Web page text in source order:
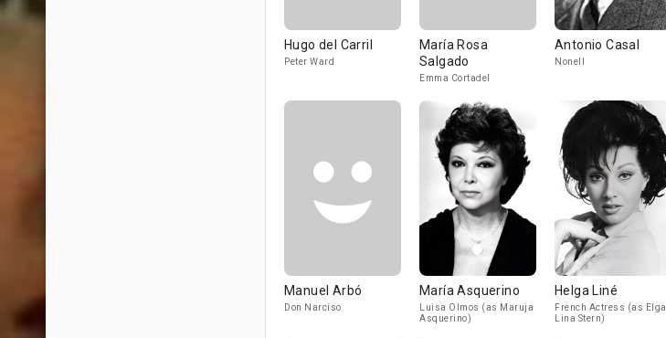
Hugo del Carril
Peter Ward
María Rosa
Salgado
Emma Cortadel
Antonio Casal
Nonell
Manuel Arbó
Don Narciso
María Asquerino
Luisa Olmos (as Maruja
Asquerino)
Helga Liné
French Actress (as Elga
Lina Stern)